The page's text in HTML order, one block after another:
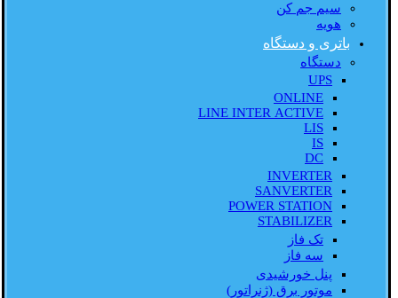
سیم جم کن
هویه
باتری و دستگاه
دستگاه
UPS
ONLINE
LINE INTER ACTIVE
LIS
IS
DC
INVERTER
SANVERTER
POWER STATION
STABILIZER
تک فاز
سه فاز
پنل خورشیدی
موتور برق (ژنراتور)